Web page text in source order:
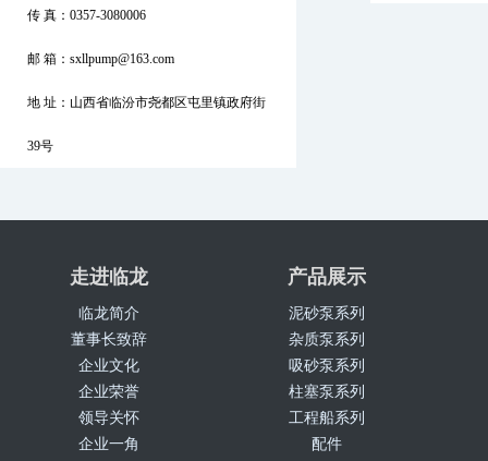
传 真：0357-3080006
邮 箱：sxllpump@163.com
地 址：山西省临汾市尧都区屯里镇政府街
39号
走进临龙
临龙简介
董事长致辞
企业文化
企业荣誉
领导关怀
企业一角
产品展示
泥砂泵系列
杂质泵系列
吸砂泵系列
柱塞泵系列
工程船系列
配件